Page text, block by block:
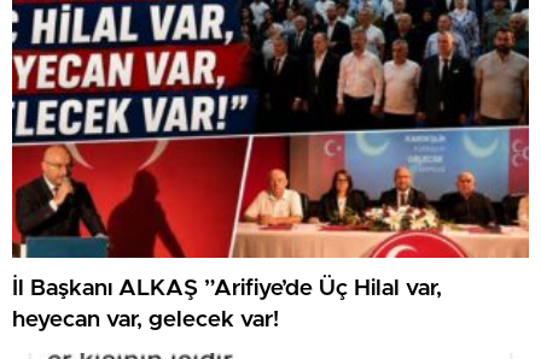
İl Başkanı ALKAŞ ”Arifiye’de Üç Hilal var,
heyecan var, gelecek var!